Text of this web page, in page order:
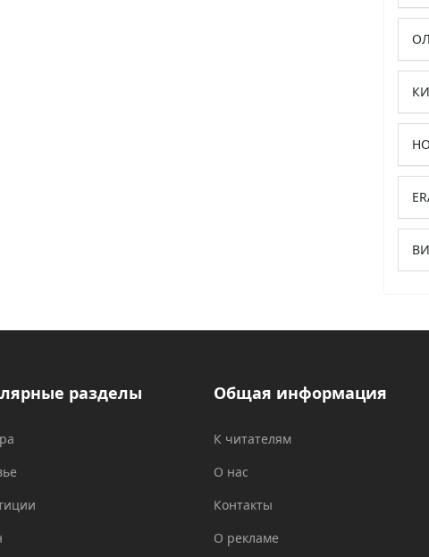
разделы Общая информация
К читателям
О нас
Контакты
О рекламе